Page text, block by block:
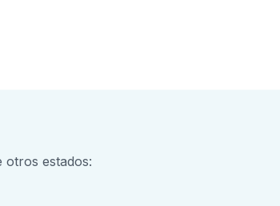
otros estados: